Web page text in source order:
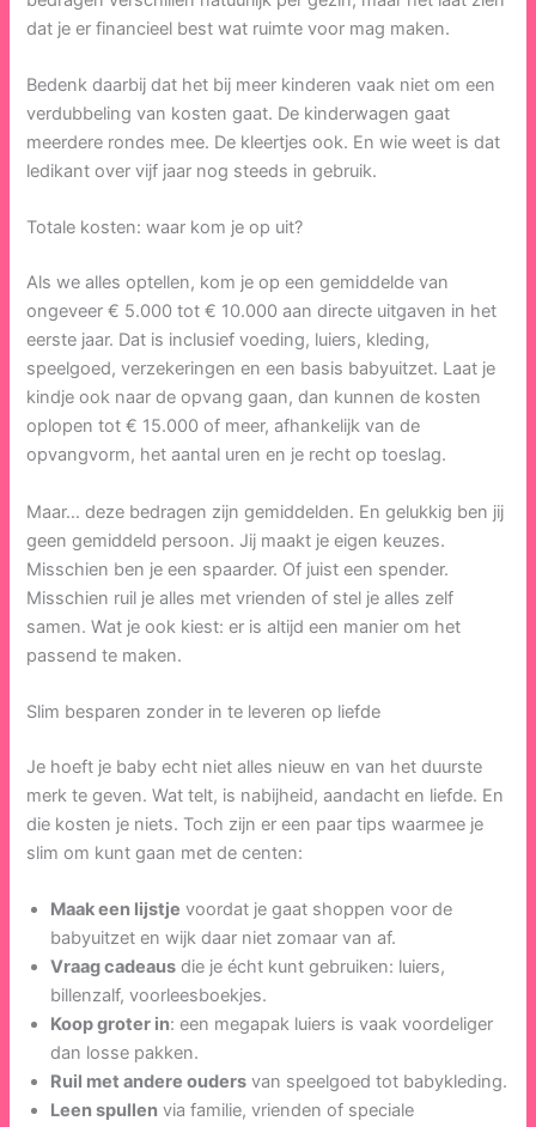
dat je er financieel best wat ruimte voor mag maken.
Bedenk daarbij dat het bij meer kinderen vaak niet om een
verdubbeling van kosten gaat. De kinderwagen gaat
meerdere rondes mee. De kleertjes ook. En wie weet is dat
ledikant over vijf jaar nog steeds in gebruik.
Totale kosten: waar kom je op uit?
Als we alles optellen, kom je op een gemiddelde van
ongeveer € 5.000 tot € 10.000 aan directe uitgaven in het
eerste jaar. Dat is inclusief voeding, luiers, kleding,
speelgoed, verzekeringen en een basis babyuitzet. Laat je
kindje ook naar de opvang gaan, dan kunnen de kosten
oplopen tot € 15.000 of meer, afhankelijk van de
opvangvorm, het aantal uren en je recht op toeslag.
Maar… deze bedragen zijn gemiddelden. En gelukkig ben jij
geen gemiddeld persoon. Jij maakt je eigen keuzes.
Misschien ben je een spaarder. Of juist een spender.
Misschien ruil je alles met vrienden of stel je alles zelf
samen. Wat je ook kiest: er is altijd een manier om het
passend te maken.
Slim besparen zonder in te leveren op liefde
Je hoeft je baby echt niet alles nieuw en van het duurste
merk te geven. Wat telt, is nabijheid, aandacht en liefde. En
die kosten je niets. Toch zijn er een paar tips waarmee je
slim om kunt gaan met de centen:
Maak een lijstje voordat je gaat shoppen voor de
babyuitzet en wijk daar niet zomaar van af.
Vraag cadeaus die je écht kunt gebruiken: luiers,
billenzalf, voorleesboekjes.
Koop groter in: een megapak luiers is vaak voordeliger
dan losse pakken.
Ruil met andere ouders van speelgoed tot babykleding.
Leen spullen via familie, vrienden of speciale